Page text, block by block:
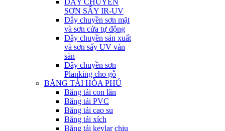
DÂY CHUYỀN
SƠN SẤY IR-UV
Dây chuyền sơn mặt
và sơn cửa tự động
Dây chuyền sản xuất
và sơn sấy UV ván
sàn
Dây chuyền sơn
Planking cho gỗ
BĂNG TẢI HÒA PHÚ
Băng tải con lăn
Băng tải PVC
Băng tải cao su
Băng tải xích
Băng tải kevlar chịu